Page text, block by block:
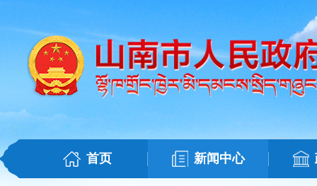
首页 新闻中心